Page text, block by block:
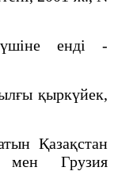
енді -
қыркүйек,
Қазақстан
мен Грузия